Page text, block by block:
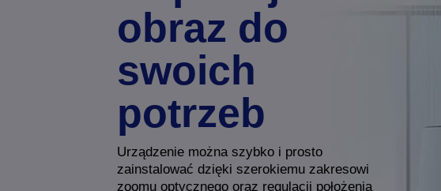
obraz do
swoich
potrzeb
Urządzenie można szybko i prosto
zainstalować dzięki szerokiemu zakresowi
zoomu optycznego oraz regulacji położenia